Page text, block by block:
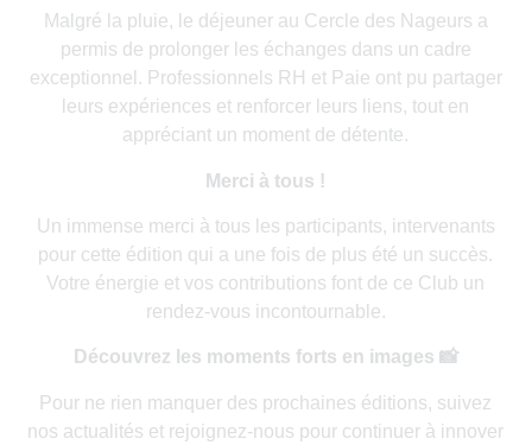
Malgré la pluie, le déjeuner au Cercle des Nageurs a
permis de prolonger les échanges dans un cadre
exceptionnel. Professionnels RH et Paie ont pu partager
leurs expériences et renforcer leurs liens, tout en
appréciant un moment de détente.
Merci à tous !
Un immense merci à tous les participants, intervenants
pour cette édition qui a une fois de plus été un succès.
Votre énergie et vos contributions font de ce Club un
rendez-vous incontournable.
Découvrez les moments forts en images 📸
Pour ne rien manquer des prochaines éditions, suivez
nos actualités et rejoignez-nous pour continuer à innover